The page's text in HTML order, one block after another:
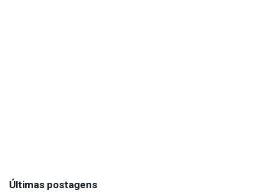
Últimas postagens